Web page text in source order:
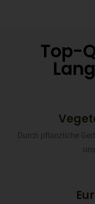
Top-
Durch pflanzliche